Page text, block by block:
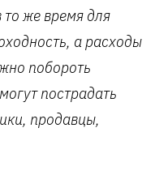
то же время для
а расходы
побороть
пострадать
продавцы,